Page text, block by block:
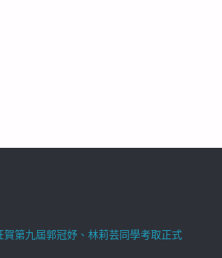
賀第九屆郭冠妤、林莉芸同學考取正式